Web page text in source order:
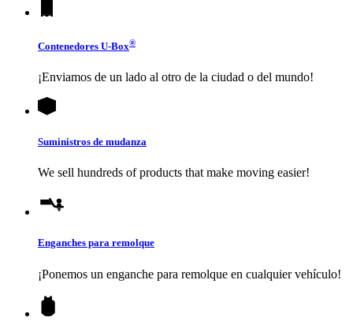
Contenedores U-Box®
¡Enviamos de un lado al otro de la ciudad o del mundo!
Suministros de mudanza
We sell hundreds of products that make moving easier!
Enganches para remolque
¡Ponemos un enganche para remolque en cualquier vehículo!